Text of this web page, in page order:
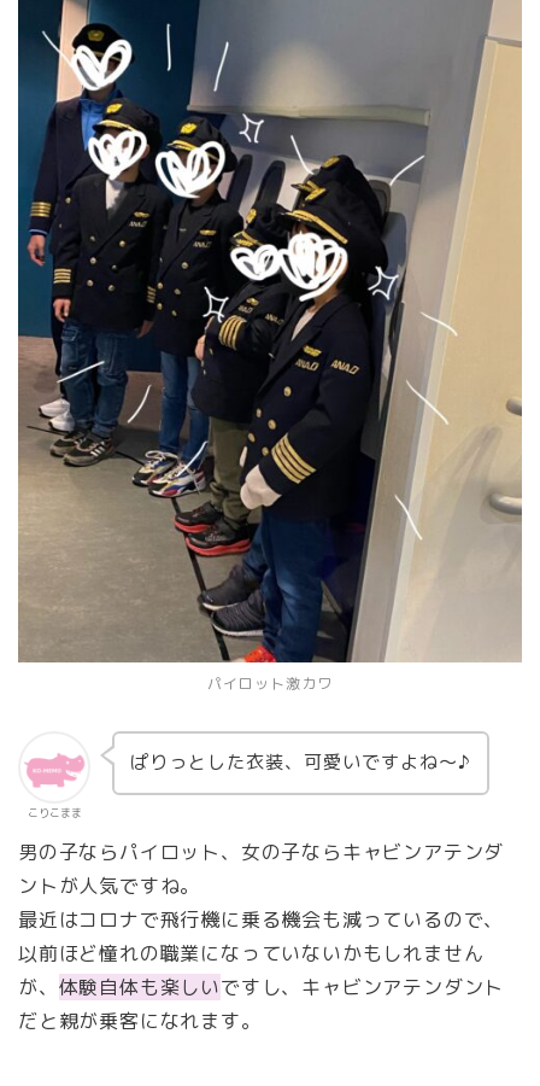
パイロット激カワ
こりこまま
ぱりっとした衣装、可愛いですよね～♪
男の子ならパイロット、女の子ならキャビンアテンダ
ントが人気ですね。
最近はコロナで飛行機に乗る機会も減っているので、
以前ほど憧れの職業になっていないかもしれません
が、 体験自体も楽しいですし、キャビンアテンダント
だと親が乗客になれます。